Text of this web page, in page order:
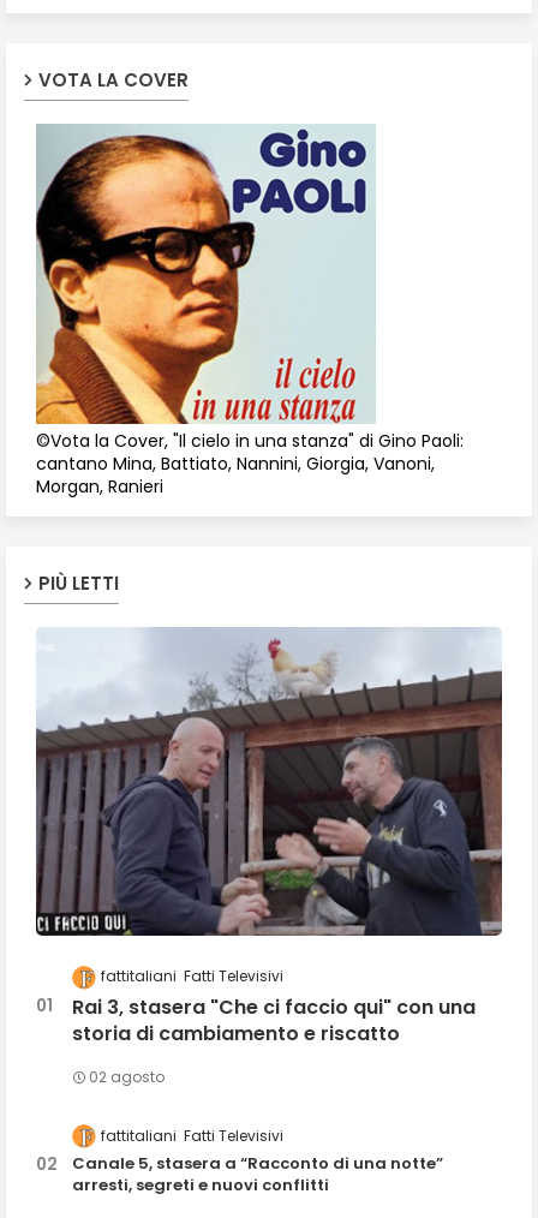
VOTA LA COVER
©Vota la Cover, "Il cielo in una stanza" di Gino Paoli:
cantano Mina, Battiato, Nannini, Giorgia, Vanoni,
Morgan, Ranieri
PIÙ LETTI
fattitaliani Fatti Televisivi
Rai 3, stasera "Che ci faccio qui" con una
storia di cambiamento e riscatto
02 agosto
fattitaliani Fatti Televisivi
Canale 5, stasera a “Racconto di una notte”
arresti, segreti e nuovi conflitti